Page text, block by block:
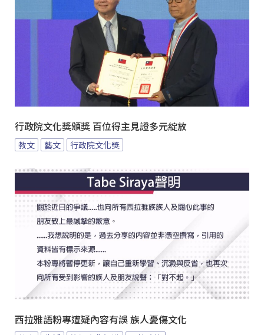
行政院文化獎頒獎 百位得主見證多元綻放
教文 藝文 行政院文化獎
西拉雅語粉專遭疑內容有誤 族人憂傷文化